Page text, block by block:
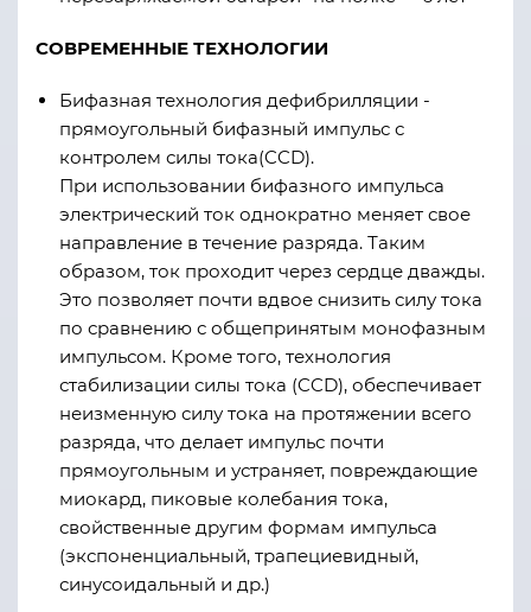
СОВРЕМЕННЫЕ ТЕХНОЛОГИИ
Бифазная технология дефибрилляции -
прямоугольный бифазный импульс с
контролем силы тока(CCD).
При использовании бифазного импульса
электрический ток однократно меняет свое
направление в течение разряда. Таким
образом, ток проходит через сердце дважды.
Это позволяет почти вдвое снизить силу тока
по сравнению с общепринятым монофазным
импульсом. Кроме того, технология
стабилизации силы тока (CCD), обеспечивает
неизменную силу тока на протяжении всего
разряда, что делает импульс почти
прямоугольным и устраняет, повреждающие
миокард, пиковые колебания тока,
свойственные другим формам импульса
(экспоненциальный, трапециевидный,
синусоидальный и др.)